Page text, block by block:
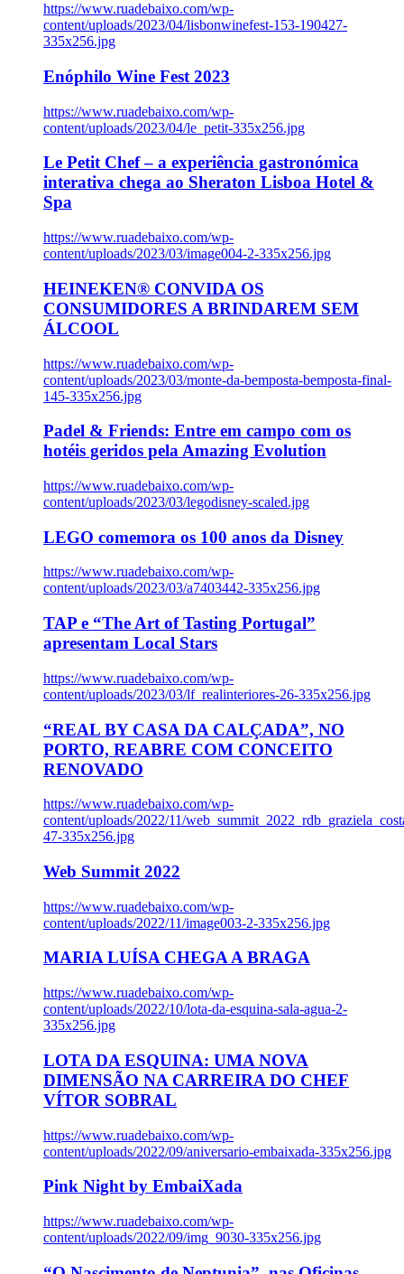
https://www.ruadebaixo.com/wp-
content/uploads/2023/04/lisbonwinefest-153-190427-
335x256.jpg
Enóphilo Wine Fest 2023
https://www.ruadebaixo.com/wp-
content/uploads/2023/04/le_petit-335x256.jpg
Le Petit Chef – a experiência gastronómica
interativa chega ao Sheraton Lisboa Hotel &
Spa
https://www.ruadebaixo.com/wp-
content/uploads/2023/03/image004-2-335x256.jpg
HEINEKEN® CONVIDA OS
CONSUMIDORES A BRINDAREM SEM
ÁLCOOL
https://www.ruadebaixo.com/wp-
content/uploads/2023/03/monte-da-bemposta-bemposta-final-
145-335x256.jpg
Padel & Friends: Entre em campo com os
hotéis geridos pela Amazing Evolution
https://www.ruadebaixo.com/wp-
content/uploads/2023/03/legodisney-scaled.jpg
LEGO comemora os 100 anos da Disney
https://www.ruadebaixo.com/wp-
content/uploads/2023/03/a7403442-335x256.jpg
TAP e “The Art of Tasting Portugal”
apresentam Local Stars
https://www.ruadebaixo.com/wp-
content/uploads/2023/03/lf_realinteriores-26-335x256.jpg
“REAL BY CASA DA CALÇADA”, NO
PORTO, REABRE COM CONCEITO
RENOVADO
https://www.ruadebaixo.com/wp-
content/uploads/2022/11/
47-335x256.jpg
Web Summit 2022
https://www.ruadebaixo.com/wp-
content/uploads/2022/11/image003-2-335x256.jpg
MARIA LUÍSA CHEGA A BRAGA
https://www.ruadebaixo.com/wp-
content/uploads/2022/10/lota-da-esquina-sala-agua-2-
335x256.jpg
LOTA DA ESQUINA: UMA NOVA
DIMENSÃO NA CARREIRA DO CHEF
VÍTOR SOBRAL
https://www.ruadebaixo.com/wp-
content/uploads/2022/09/aniversario-embaixada-335x256.jpg
Pink Night by EmbaiXada
https://www.ruadebaixo.com/wp-
content/uploads/2022/09/img_9030-335x256.jpg